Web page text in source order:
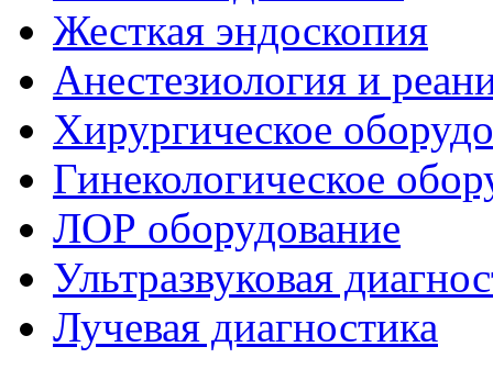
Жесткая эндоскопия
Анестезиология и
Хирургическое
Гинекологическое
ЛОР оборудование
Ультразвуковая
Лучевая диагностика